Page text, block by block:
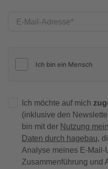
E-Mail-Adresse
Ich möchte auf mich
(inklusive den
bin mit der Nutzung
Daten durch hagebau,
Analyse meines E-Mail-
Zusammenführung und